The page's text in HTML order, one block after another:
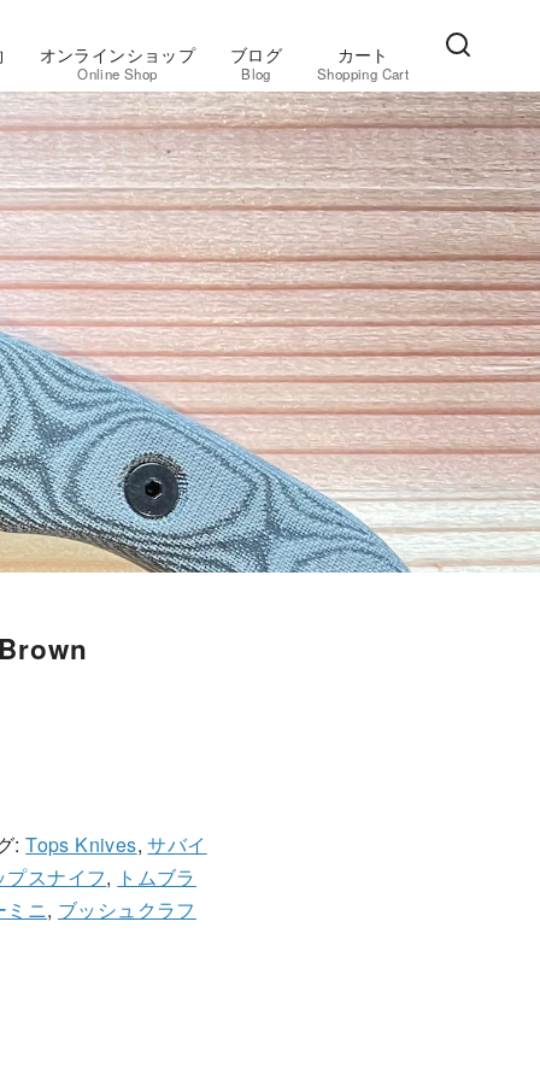
オンラインショップ
Online Shop
ブログ
Blog
カート
Shopping Cart
:Tops Knives,サバイ
プスナイフ, トムブラ
ミニ, ブッシュクラフ